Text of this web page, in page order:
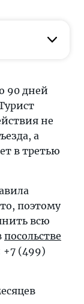
90 дней
не
а
в третью
поэтому
всю
посольстве
(499)